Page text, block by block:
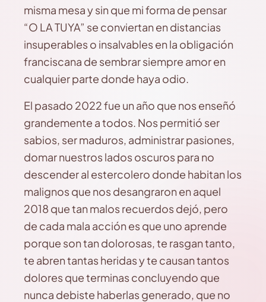
misma mesa y sin que mi forma de pensar
“O LA TUYA” se conviertan en distancias
insuperables o insalvables en la obligación
franciscana de sembrar siempre amor en
cualquier parte donde haya odio.
El pasado 2022 fue un año que nos enseñó
grandemente a todos. Nos permitió ser
sabios, ser maduros, administrar pasiones,
domar nuestros lados oscuros para no
descender al estercolero donde habitan los
malignos que nos desangraron en aquel
2018 que tan malos recuerdos dejó, pero
de cada mala acción es que uno aprende
porque son tan dolorosas, te rasgan tanto,
te abren tantas heridas y te causan tantos
dolores que terminas concluyendo que
nunca debiste haberlas generado, que no